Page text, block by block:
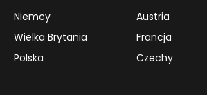
Niemcy
Austria
Wielka Brytania
Francja
Polska
Czechy